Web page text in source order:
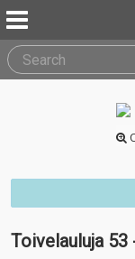
Toivelauluja 53